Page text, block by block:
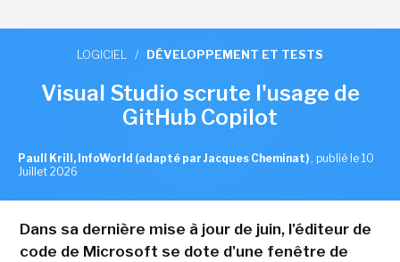
LOGICIEL / DÉVELOPPEMENT ET TESTS
Visual Studio scrute l'usage de
GitHub Copilot
Paull Krill, InfoWorld (adapté par Jacques Cheminat) , publié le 10
Juillet 2026
Dans sa dernière mise à jour de juin, l'éditeur de
code de Microsoft se dote d'une fenêtre de